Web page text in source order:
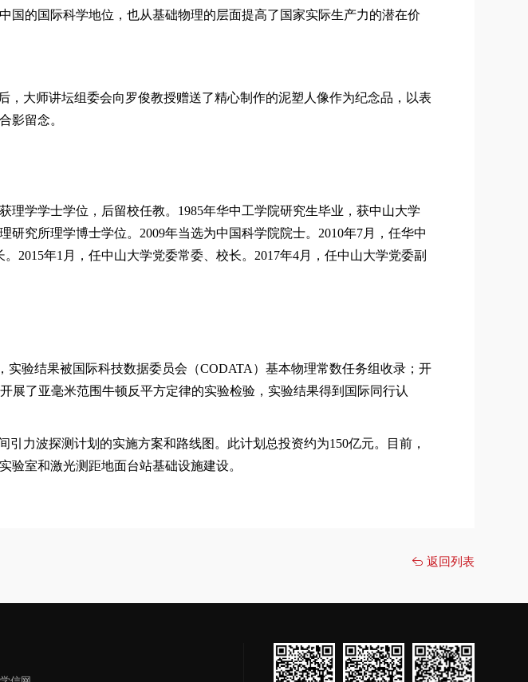
的国际科学地位，也从基础物理的层面提高了国家实际生产力的潜在价
大师讲坛组委会向罗俊教授赠送了精心制作的泥塑人像作为纪念品，以表
影留念。
理学学士学位，后留校任教。 1985年华中工学院研究生毕业，获中山大学
研究所理学博士学位。 2009年当选为中国科学院院士。 2010年7月，任华中
2015年1 月，任中山大学党委常委、校长。 2017年4月，任中山大学党委副
实验结果被国际科技数据委员会（CODATA ）基本物理常数任务组收录；开
展了亚毫米范围牛顿反平方定律的实验检验，实验结果得到国际同行认
引力波探测计划的实施方案和路线图。此计划总投资约为150亿元。目前，
室和激光测距地面台站基础设施建设。
返回列表